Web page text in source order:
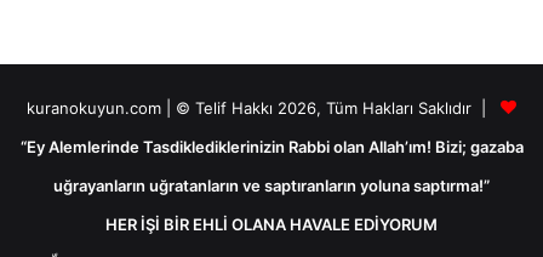
kuranokuyun.com | © Telif Hakkı 2026, Tüm Hakları Saklıdır |
“Ey Alemlerinde Tasdiklediklerinizin Rabbi olan Allah’ım! Bizi; gazaba
uğrayanların uğratanların ve saptıranların yoluna saptırma!”
HER İŞİ BİR EHLİ OLANA HAVALE EDİYORUM